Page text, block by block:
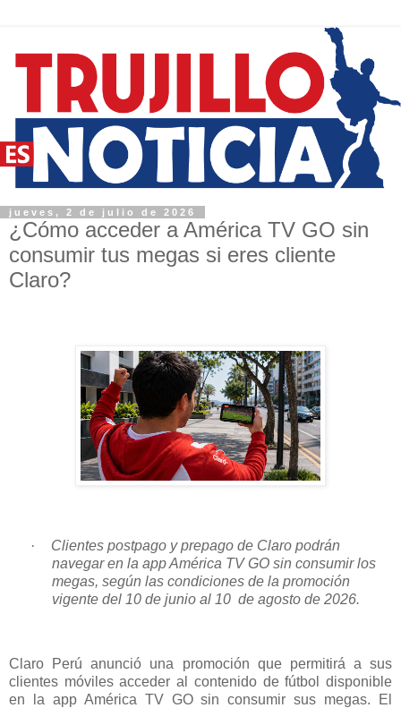
jueves, 2 de julio de 2026
¿Cómo acceder a América TV GO sin
consumir tus megas si eres cliente
Claro?
·
Clientes postpago y prepago de Claro podrán
navegar en la app América TV GO sin consumir los
megas, según las condiciones de la promoción
vigente del 10 de junio al 10 de agosto de 2026.
Claro Perú anunció una promoción que permitirá a sus
clientes móviles acceder al contenido de fútbol disponible
en la app América TV GO sin consumir sus megas. El